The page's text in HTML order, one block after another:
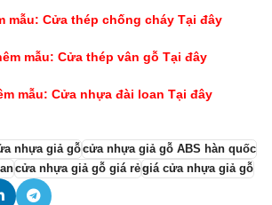
mẫu: Cửa thép chống cháyTại đây
mẫu: Cửa thép vân gỗ Tại đây
mẫu: Cửa nhựa đài loan Tại đây
nhựa giả gỗcửa nhựa giả gỗ ABS hàn quốc
cửa nhựa giả gỗ giá rẻgiá cửa nhựa giả gỗ